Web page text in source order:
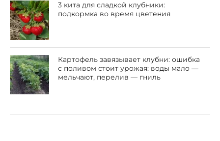
3 кита для сладкой клубники:
подкормка во время цветения
Картофель завязывает клубни: ошибка
с поливом стоит урожая: воды мало —
мельчают, перелив — гниль